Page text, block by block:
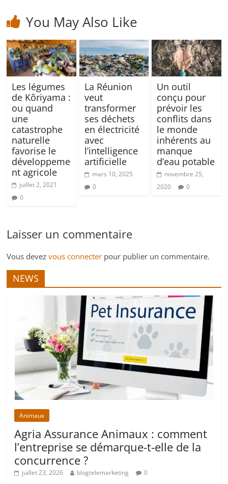
You May Also Like
Les légumes
de Kôriyama :
ou quand
une
catastrophe
naturelle
favorise le
développeme
nt agricole
juillet 2, 2021
0
La Réunion
veut
transformer
ses déchets
en électricité
avec
l’intelligence
artificielle
mars 10, 2025
0
Un outil
conçu pour
prévoir les
conflits dans
le monde
inhérents au
manque
d’eau potable
novembre 25,
2020
0
Laisser un commentaire
Vous devezvous connecter pour publier un commentaire.
NEWS
Animaux
Agria Assurance Animaux : comment
l’entreprise se démarque-t-elle de la
concurrence ?
juillet 23, 2026 blogtelemarketing 0